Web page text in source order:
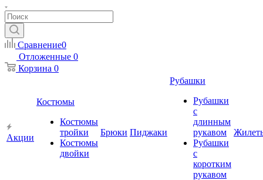
Сравнение0
Отложенные 0
Корзина 0
Акции
Костюмы
Костюмы
тройки
Костюмы
двойки
Брюки Пиджаки
Рубашки
Рубашки
с
длинным
рукавом
Рубашки
с
коротким
рукавом